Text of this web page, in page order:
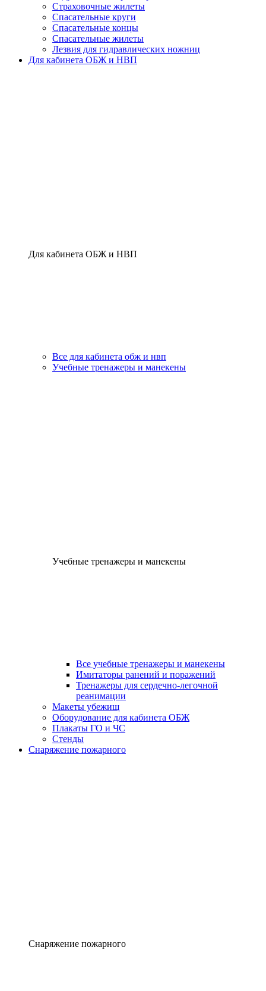
Страховочные жилеты
Спасательные круги
Спасательные концы
Спасательные жилеты
Лезвия для гидравлических ножниц
Для кабинета ОБЖ и НВП
Для кабинета ОБЖ и НВП
Все для кабинета обж и нвп
Учебные тренажеры и манекены
Учебные тренажеры и манекены
Все учебные тренажеры и манекены
Имитаторы ранений и поражений
Тренажеры для сердечно-легочной
реанимации
Макеты убежищ
Оборудование для кабинета ОБЖ
Плакаты ГО и ЧС
Стенды
Снаряжение пожарного
Снаряжение пожарного